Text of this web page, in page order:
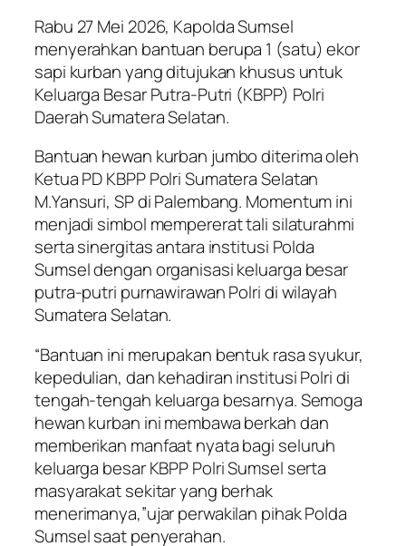
Rabu 27 Mei 2026, Kapolda Sumsel
menyerahkan bantuan berupa 1 (satu) ekor
sapi kurban yang ditujukan khusus untuk
Keluarga Besar Putra-Putri (KBPP) Polri
Daerah Sumatera Selatan.
Bantuan hewan kurban jumbo diterima oleh
Ketua PD KBPP Polri Sumatera Selatan
M.Yansuri, SP di Palembang. Momentum ini
menjadi simbol mempererat tali silaturahmi
serta sinergitas antara institusi Polda
Sumsel dengan organisasi keluarga besar
putra-putri purnawirawan Polri di wilayah
Sumatera Selatan.
“Bantuan ini merupakan bentuk rasa syukur,
kepedulian, dan kehadiran institusi Polri di
tengah-tengah keluarga besarnya. Semoga
hewan kurban ini membawa berkah dan
memberikan manfaat nyata bagi seluruh
keluarga besar KBPP Polri Sumsel serta
masyarakat sekitar yang berhak
menerimanya,”ujar perwakilan pihak Polda
Sumsel saat penyerahan.